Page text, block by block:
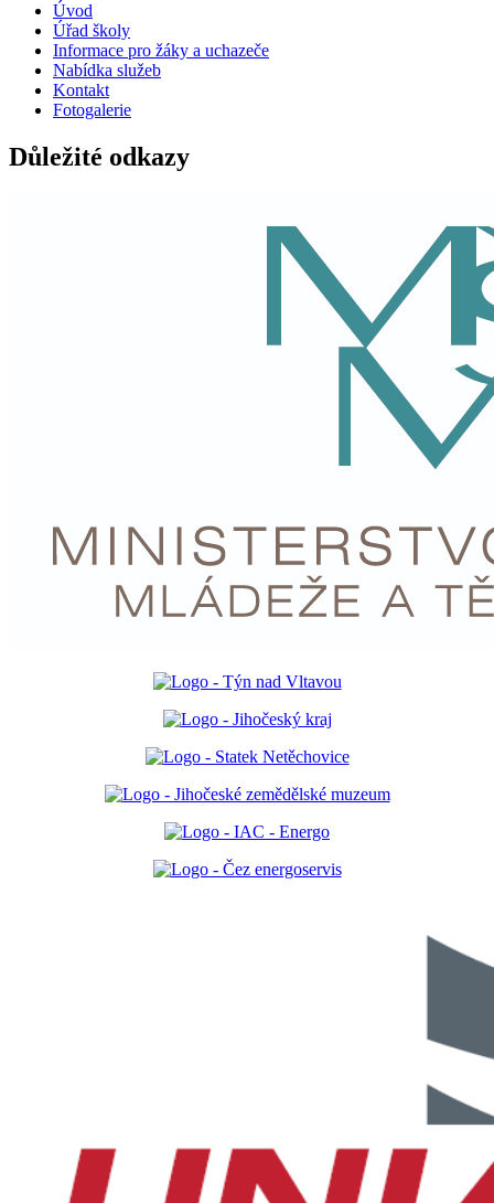
Úvod
Úřad školy
Informace pro žáky a uchazeče
Nabídka služeb
Kontakt
Fotogalerie
Důležité odkazy